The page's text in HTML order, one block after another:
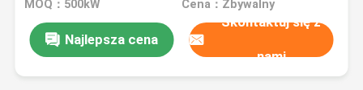
MOQ：500kW Cena：Zbywalny
Najlepsza cena
Skontaktuj się z
nami